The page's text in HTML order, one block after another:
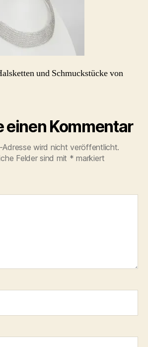
und Schmuckstücke von
einen Kommentar
Adresse wird nicht veröffentlicht.
Felder sind mit * markiert